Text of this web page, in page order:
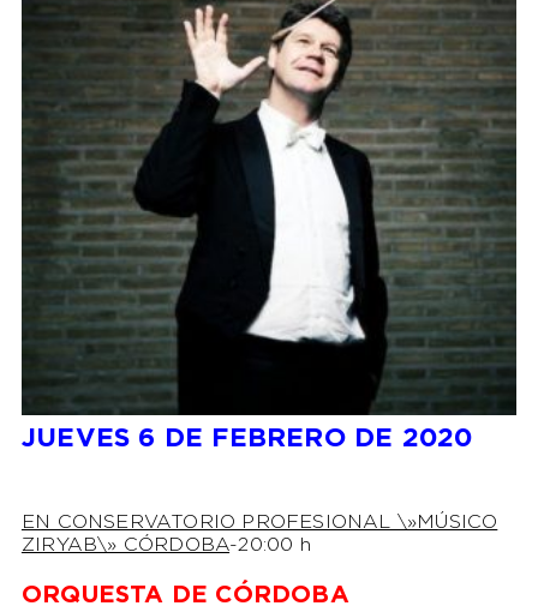
JUEVES 6 DE FEBRERO DE 2020
EN CONSERVATORIO PROFESIONAL \»MÚSICO
ZIRYAB\» CÓRDOBA-20:00 h
ORQUESTA DE CÓRDOBA